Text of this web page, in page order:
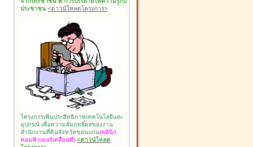
ประชาชน <ดาวน์โหลดโครงการ>
โครงการเพิ่มประสิทธิภาพเทคโนโลยีและ
อุปกรณ์ เพื่อความสัมฤทธิ์ผลของงาน
สำนักงานที่ดินจังหวัดขอนแก่น(คลินิก
คอมพิวเตอร์เคลื่อนที่) <ดาวน์โหลด